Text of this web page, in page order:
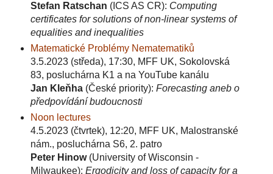
Stefan Ratschan (ICS AS CR): Computing
certificates for solutions of non-linear systems of
equalities and inequalities
Matematické Problémy Nematematiků
3.5.2023 (středa), 17:30, MFF UK, Sokolovská
83, posluchárna K1 a na YouTube kanálu
Jan Kleňha(České priority): Forecasting aneb o
předpovídání budoucnosti
Noon lectures
4.5.2023 (čtvrtek), 12:20, MFF UK, Malostranské
nám., posluchárna S6, 2. patro
Peter Hinow(University of Wisconsin -
Milwaukee): Ergodicity and loss of capacity for a